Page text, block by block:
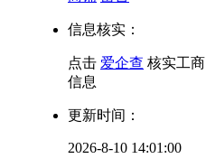
信息核实：
点击 爱企查 核实工商
信息
更新时间：
2026-8-10 14:01:00